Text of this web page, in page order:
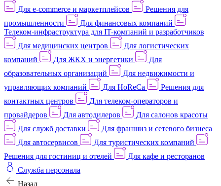
Для e-commerce и маркетплейсов
Решения для
промышленности
Для финансовых компаний
Телеком-инфраструктура для IT-компаний и разработчиков
Для медицинских центров
Для логистических
компаний
Для ЖКХ и энергетики
Для
образовательных организаций
Для недвижимости и
управляющих компаний
Для HoReCa
Решения для
контактных центров
Для телеком-операторов и
провайдеров
Для автодилеров
Для салонов красоты
Для служб доставки
Для франшиз и сетевого бизнеса
Для автосервисов
Для туристических компаний
Решения для гостиниц и отелей
Для кафе и ресторанов
Служба персонала
Назад